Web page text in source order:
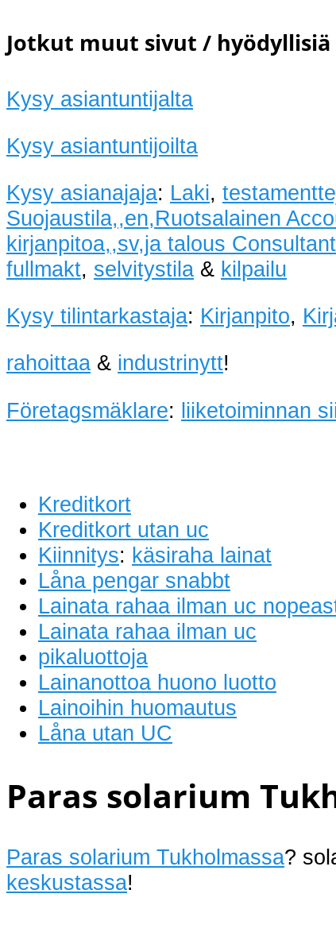
Jotkut muut sivut /
Kysy asiantuntijalta
Kysy asiantuntijoilta
Kysy asianajaja: Laki,
Suojaustila,,en,Ruotsalainen
kirjanpitoa,,sv,ja talous
fullmakt, selvitystila & kilpailu
Kysy tilintarkastaja: Kirjanpito,
rahoittaa & industrinytt!
Företagsmäklare: liiketoiminnan
Kreditkort
Kreditkort utan uc
Kiinnitys: käsiraha lainat
Låna pengar snabbt
Lainata rahaa ilman uc
Lainata rahaa ilman uc
pikaluottoja
Lainanottoa huono luotto
Lainoihin huomautus
Låna utan UC
Paras solarium
Paras solarium Tukholmassa?
keskustassa!